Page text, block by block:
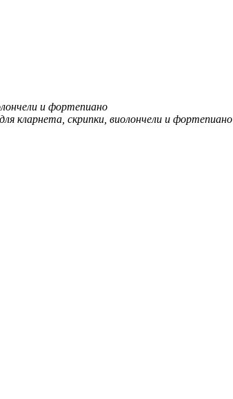
и фортепиано
кларнета, скрипки, виолончели и фортепиано